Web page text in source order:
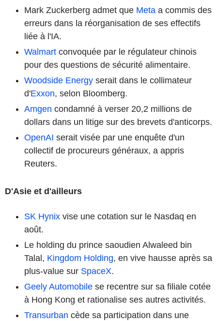
Mark Zuckerberg admet que Meta a commis des
erreurs dans la réorganisation de ses effectifs
liée à l'IA.
Walmart convoquée par le régulateur chinois
pour des questions de sécurité alimentaire.
Woodside Energy serait dans le collimateur
d'Exxon, selon Bloomberg.
Amgen condamné à verser 20,2 millions de
dollars dans un litige sur des brevets d'anticorps.
OpenAI serait visée par une enquête d'un
collectif de procureurs généraux, a appris
Reuters.
D'Asie et d'ailleurs
SK Hynix vise une cotation sur le Nasdaq en
août.
Le holding du prince saoudien Alwaleed bin
Talal, Kingdom Holding, en vive hausse après sa
plus-value sur SpaceX.
Geely Automobile se recentre sur sa filiale cotée
à Hong Kong et rationalise ses autres activités.
Transurban cède sa participation dans une